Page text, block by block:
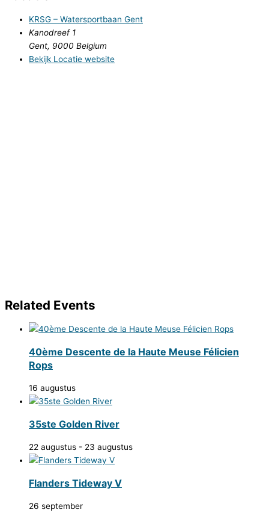
KRSG – Watersportbaan Gent
Kanodreef 1
Gent, 9000 Belgium
Bekijk Locatie website
Related Events
40ème Descente de la Haute Meuse Félicien
Rops
16 augustus
35ste Golden River
22 augustus - 23 augustus
Flanders Tideway V
26 september